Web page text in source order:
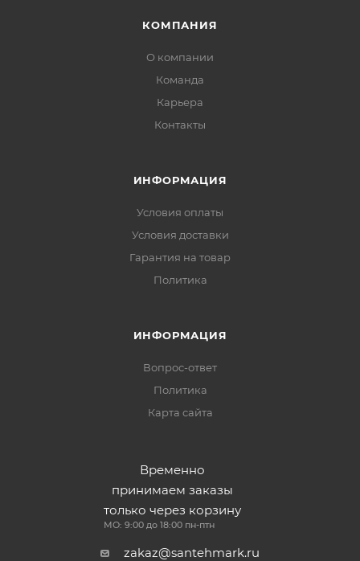
КОМПАНИЯ
О компании
Команда
Карьера
Контакты
ИНФОРМАЦИЯ
Условия оплаты
Условия доставки
Гарантия на товар
Политика
ИНФОРМАЦИЯ
Вопрос-ответ
Политика
Карта сайта
Временно
принимаем заказы
только через корзину
МО: 9:00 до 18:00 пн-птн
zakaz@santehmark.ru